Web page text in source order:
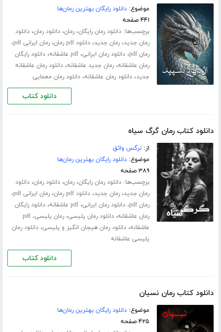
موضوع:دانلود رایگان بهترین رمان‌ها
۴۴۱ صفحه
برچسب‌ها:دانلود رمان رایگان،رمان،دانلود رمان،دانلود
رمان جدید،رمان جدید،دانلود pdf رمان ،رمان ایرانی pdf ،
رمان pdf ،دانلود رمان ایرانی،pdf عاشقانه ،دانلود رایگان
رمان عاشقانه،رمان جدید عاشقانه،دانلود رمان عاشقانه
جدید،دانلود رمان عاشقانه،دانلود رمان معمایی
دانلود کتاب
دانلود کتاب رمان گرگ سیاه
از:نرگس واثق
موضوع:دانلود رایگان بهترین رمان‌ها
۳۸۹ صفحه
برچسب‌ها:دانلود رمان رایگان،رمان،دانلود رمان،دانلود
رمان جدید،رمان جدید،دانلود pdf رمان ،رمان ایرانی pdf ،
رمان pdf ،دانلود رمان ایرانی،pdf عاشقانه ،دانلود رایگان
رمان عاشقانه،دانلود رمان پلیسی،
رمان پلیسی، pdf
عاشقانه،دانلود رمان هیجان انگیز و پلیسی،دانلود رمان
پلیسی عاشقانه
دانلود کتاب
دانلود کتاب رمان نسیان
موضوع:دانلود رایگان بهترین رمان‌ها
۴۲۵ صفحه